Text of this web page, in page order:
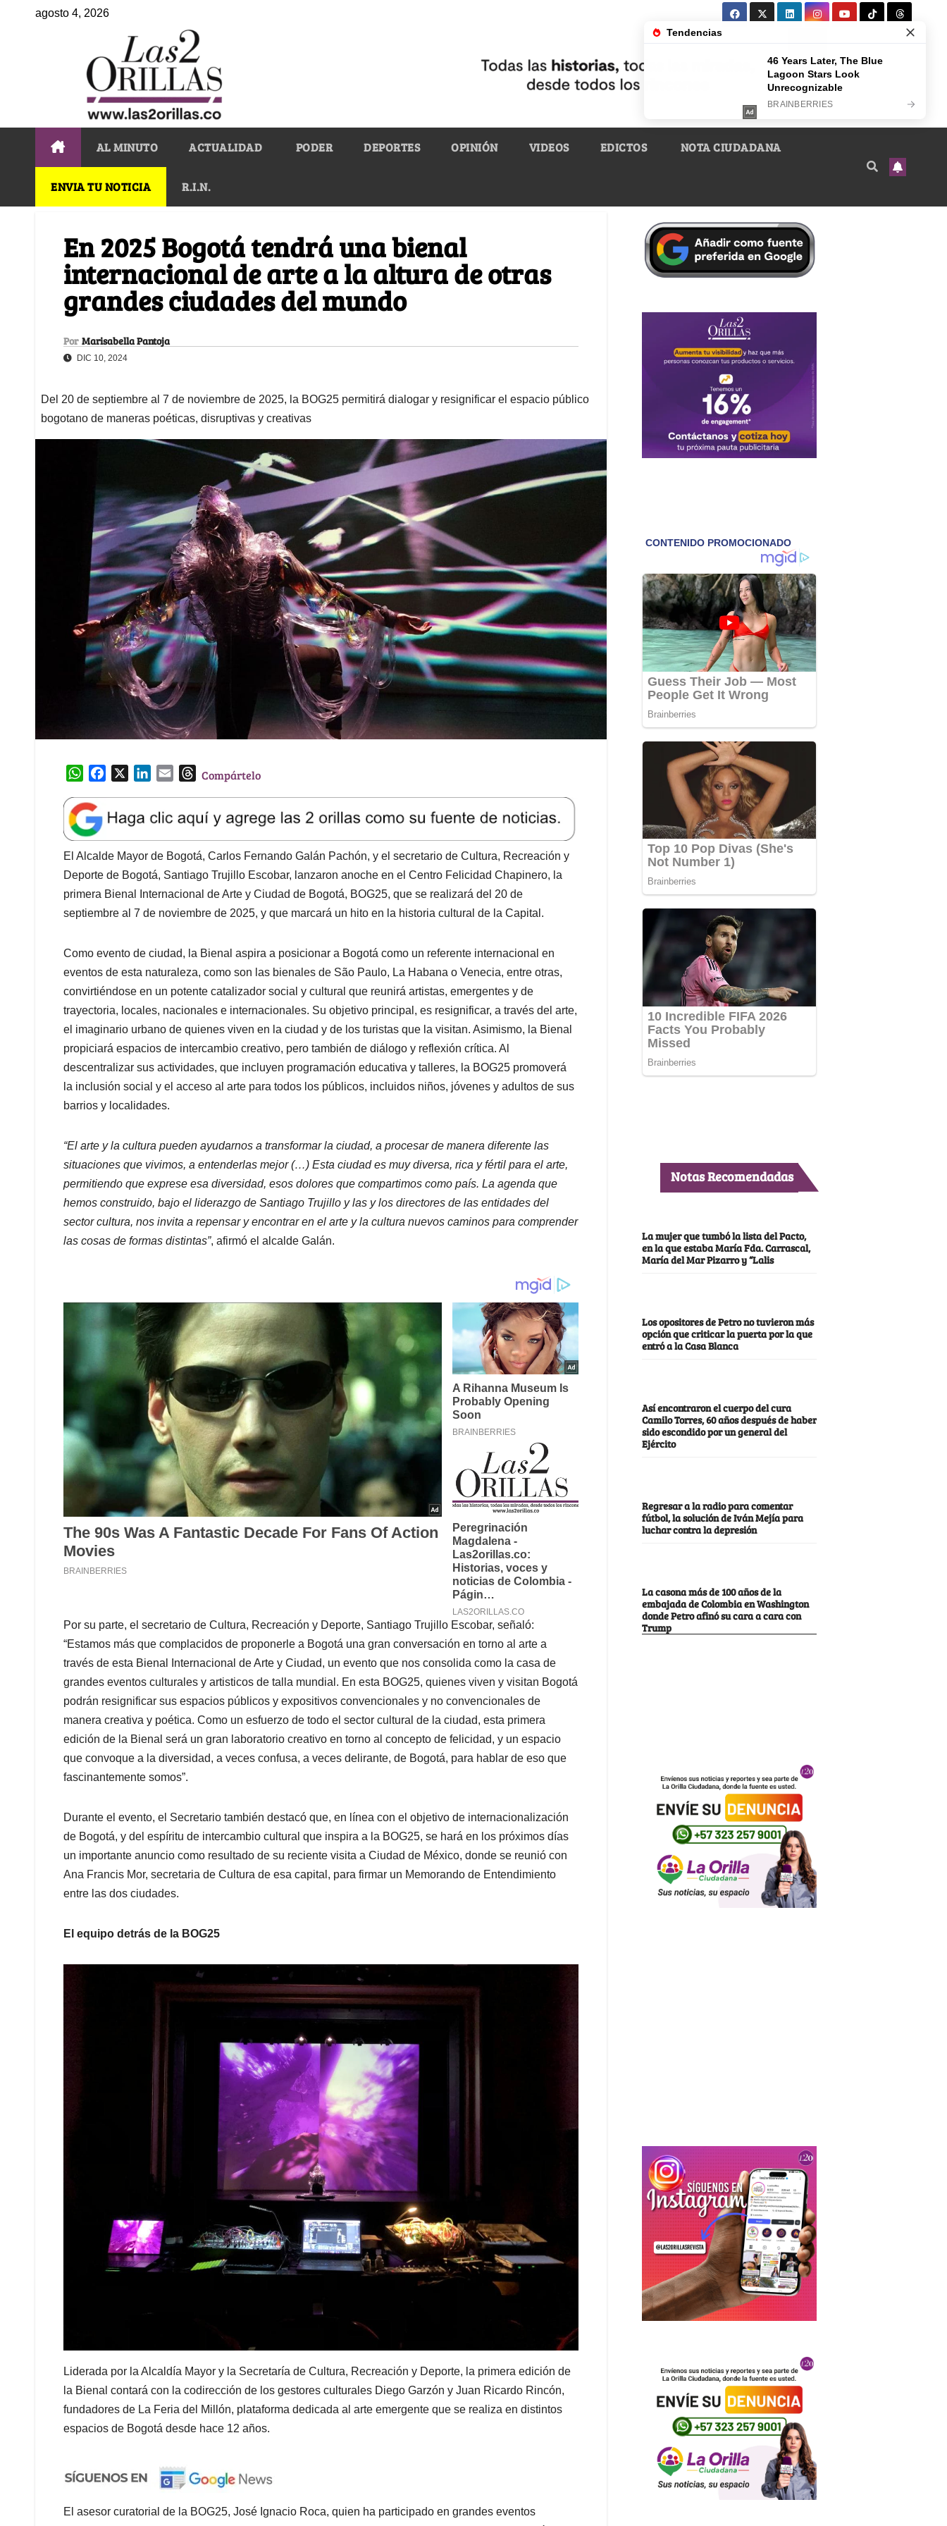
agosto 4, 2026
AL MINUTO ACTUALIDAD PODER DEPORTES OPINIÓN VIDEOS EDICTOS NOTA CIUDADANA
ENVIA TU NOTICIA R.I.N.
En 2025 Bogotá tendrá una bienal
internacional de arte a la altura de otras
grandes ciudades del mundo
Por Marisabella Pantoja
DIC 10, 2024
Del 20 de septiembre al 7 de noviembre de 2025, la BOG25 permitirá dialogar y resignificar el espacio público
bogotano de maneras poéticas, disruptivas y creativas
W
a
t
s
A
p
p
e
b
o
o
k
k
e
d
I
n
l
T
e
a
d
s
Compártelo
El Alcalde Mayor de Bogotá, Carlos Fernando Galán Pachón, y el secretario de Cultura, Recreación y
Deporte de Bogotá, Santiago Trujillo Escobar, lanzaron anoche en el Centro Felicidad Chapinero, la
primera Bienal Internacional de Arte y Ciudad de Bogotá, BOG25, que se realizará del 20 de
septiembre al 7 de noviembre de 2025, y que marcará un hito en la historia cultural de la Capital.
Como evento de ciudad, la Bienal aspira a posicionar a Bogotá como un referente internacional en
eventos de esta naturaleza, como son las bienales de São Paulo, La Habana o Venecia, entre otras,
convirtiéndose en un potente catalizador social y cultural que reunirá artistas, emergentes y de
trayectoria, locales, nacionales e internacionales. Su objetivo principal, es resignificar, a través del arte,
el imaginario urbano de quienes viven en la ciudad y de los turistas que la visitan. Asimismo, la Bienal
propiciará espacios de intercambio creativo, pero también de diálogo y reflexión crítica. Al
descentralizar sus actividades, que incluyen programación educativa y talleres, la BOG25 promoverá
la inclusión social y el acceso al arte para todos los públicos, incluidos niños, jóvenes y adultos de sus
barrios y localidades.
“El arte y la cultura pueden ayudarnos a transformar la ciudad, a procesar de manera diferente las
situaciones que vivimos, a entenderlas mejor (…) Esta ciudad es muy diversa, rica y fértil para el arte,
permitiendo que exprese esa diversidad, esos dolores que compartimos como país. La agenda que
hemos construido, bajo el liderazgo de Santiago Trujillo y las y los directores de las entidades del
sector cultura, nos invita a repensar y encontrar en el arte y la cultura nuevos caminos para comprender
las cosas de formas distintas”, afirmó el alcalde Galán.
Por su parte, el secretario de Cultura, Recreación y Deporte, Santiago Trujillo Escobar, señaló:
“Estamos más que complacidos de proponerle a Bogotá una gran conversación en torno al arte a
través de esta Bienal Internacional de Arte y Ciudad, un evento que nos consolida como la casa de
grandes eventos culturales y artisticos de talla mundial. En esta BOG25, quienes viven y visitan Bogotá
podrán resignificar sus espacios públicos y expositivos convencionales y no convencionales de
manera creativa y poética. Como un esfuerzo de todo el sector cultural de la ciudad, esta primera
edición de la Bienal será un gran laboratorio creativo en torno al concepto de felicidad, y un espacio
que convoque a la diversidad, a veces confusa, a veces delirante, de Bogotá, para hablar de eso que
fascinantemente somos”.
Durante el evento, el Secretario también destacó que, en línea con el objetivo de internacionalización
de Bogotá, y del espíritu de intercambio cultural que inspira a la BOG25, se hará en los próximos días
un importante anuncio como resultado de su reciente visita a Ciudad de México, donde se reunió con
Ana Francis Mor, secretaria de Cultura de esa capital, para firmar un Memorando de Entendimiento
entre las dos ciudades.
El equipo detrás de la BOG25
Liderada por la Alcaldía Mayor y la Secretaría de Cultura, Recreación y Deporte, la primera edición de
la Bienal contará con la codirección de los gestores culturales Diego Garzón y Juan Ricardo Rincón,
fundadores de La Feria del Millón, plataforma dedicada al arte emergente que se realiza en distintos
espacios de Bogotá desde hace 12 años.
El asesor curatorial de la BOG25, José Ignacio Roca, quien ha participado en grandes eventos
Notas Recomendadas
La mujer que tumbó la lista del Pacto,
en la que estaba María Fda. Carrascal,
María del Mar Pizarro y “Lalis
Los opositores de Petro no tuvieron más
opción que criticar la puerta por la que
entró a la Casa Blanca
Así encontraron el cuerpo del cura
Camilo Torres, 60 años después de haber
sido escondido por un general del
Ejército
Regresar a la radio para comentar
fútbol, la solución de Iván Mejía para
luchar contra la depresión
La casona más de 100 años de la
embajada de Colombia en Washington
donde Petro afinó su cara a cara con
Trump